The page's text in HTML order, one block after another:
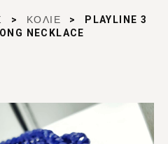
> ΚΟΛΙΕ >
PLAYLINE 3
NECKLACE